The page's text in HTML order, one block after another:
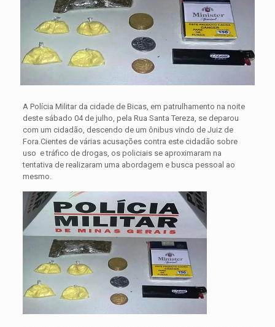
A Polícia Militar da cidade de Bicas, em patrulhamento na noite
deste sábado 04 de julho, pela Rua Santa Tereza, se deparou
com um cidadão, descendo de um ônibus vindo de Juiz de
Fora. Cientes de várias acusações contra este cidadão sobre
uso e tráfico de drogas, os policiais se aproximaram na
tentativa de realizaram uma abordagem e busca pessoal ao
mesmo.